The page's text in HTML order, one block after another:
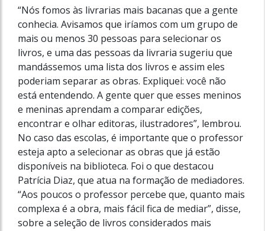
“Nós fomos às livrarias mais bacanas que a gente
conhecia. Avisamos que iríamos com um grupo de
mais ou menos 30 pessoas para selecionar os
livros, e uma das pessoas da livraria sugeriu que
mandássemos uma lista dos livros e assim eles
poderiam separar as obras. Expliquei: você não
está entendendo. A gente quer que esses meninos
e meninas aprendam a comparar edições,
encontrar e olhar editoras, ilustradores”, lembrou.
No caso das escolas, é importante que o professor
esteja apto a selecionar as obras que já estão
disponíveis na biblioteca. Foi o que destacou
Patrícia Diaz, que atua na formação de mediadores.
“Aos poucos o professor percebe que, quanto mais
complexa é a obra, mais fácil fica de mediar”, disse,
sobre a seleção de livros considerados mais